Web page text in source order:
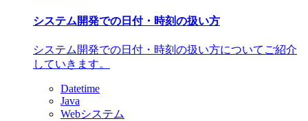
システム開発での日付・時刻の扱い方
システム開発での日付・時刻の扱い方についてご紹介
していきます。
Datetime
Java
Webシステム